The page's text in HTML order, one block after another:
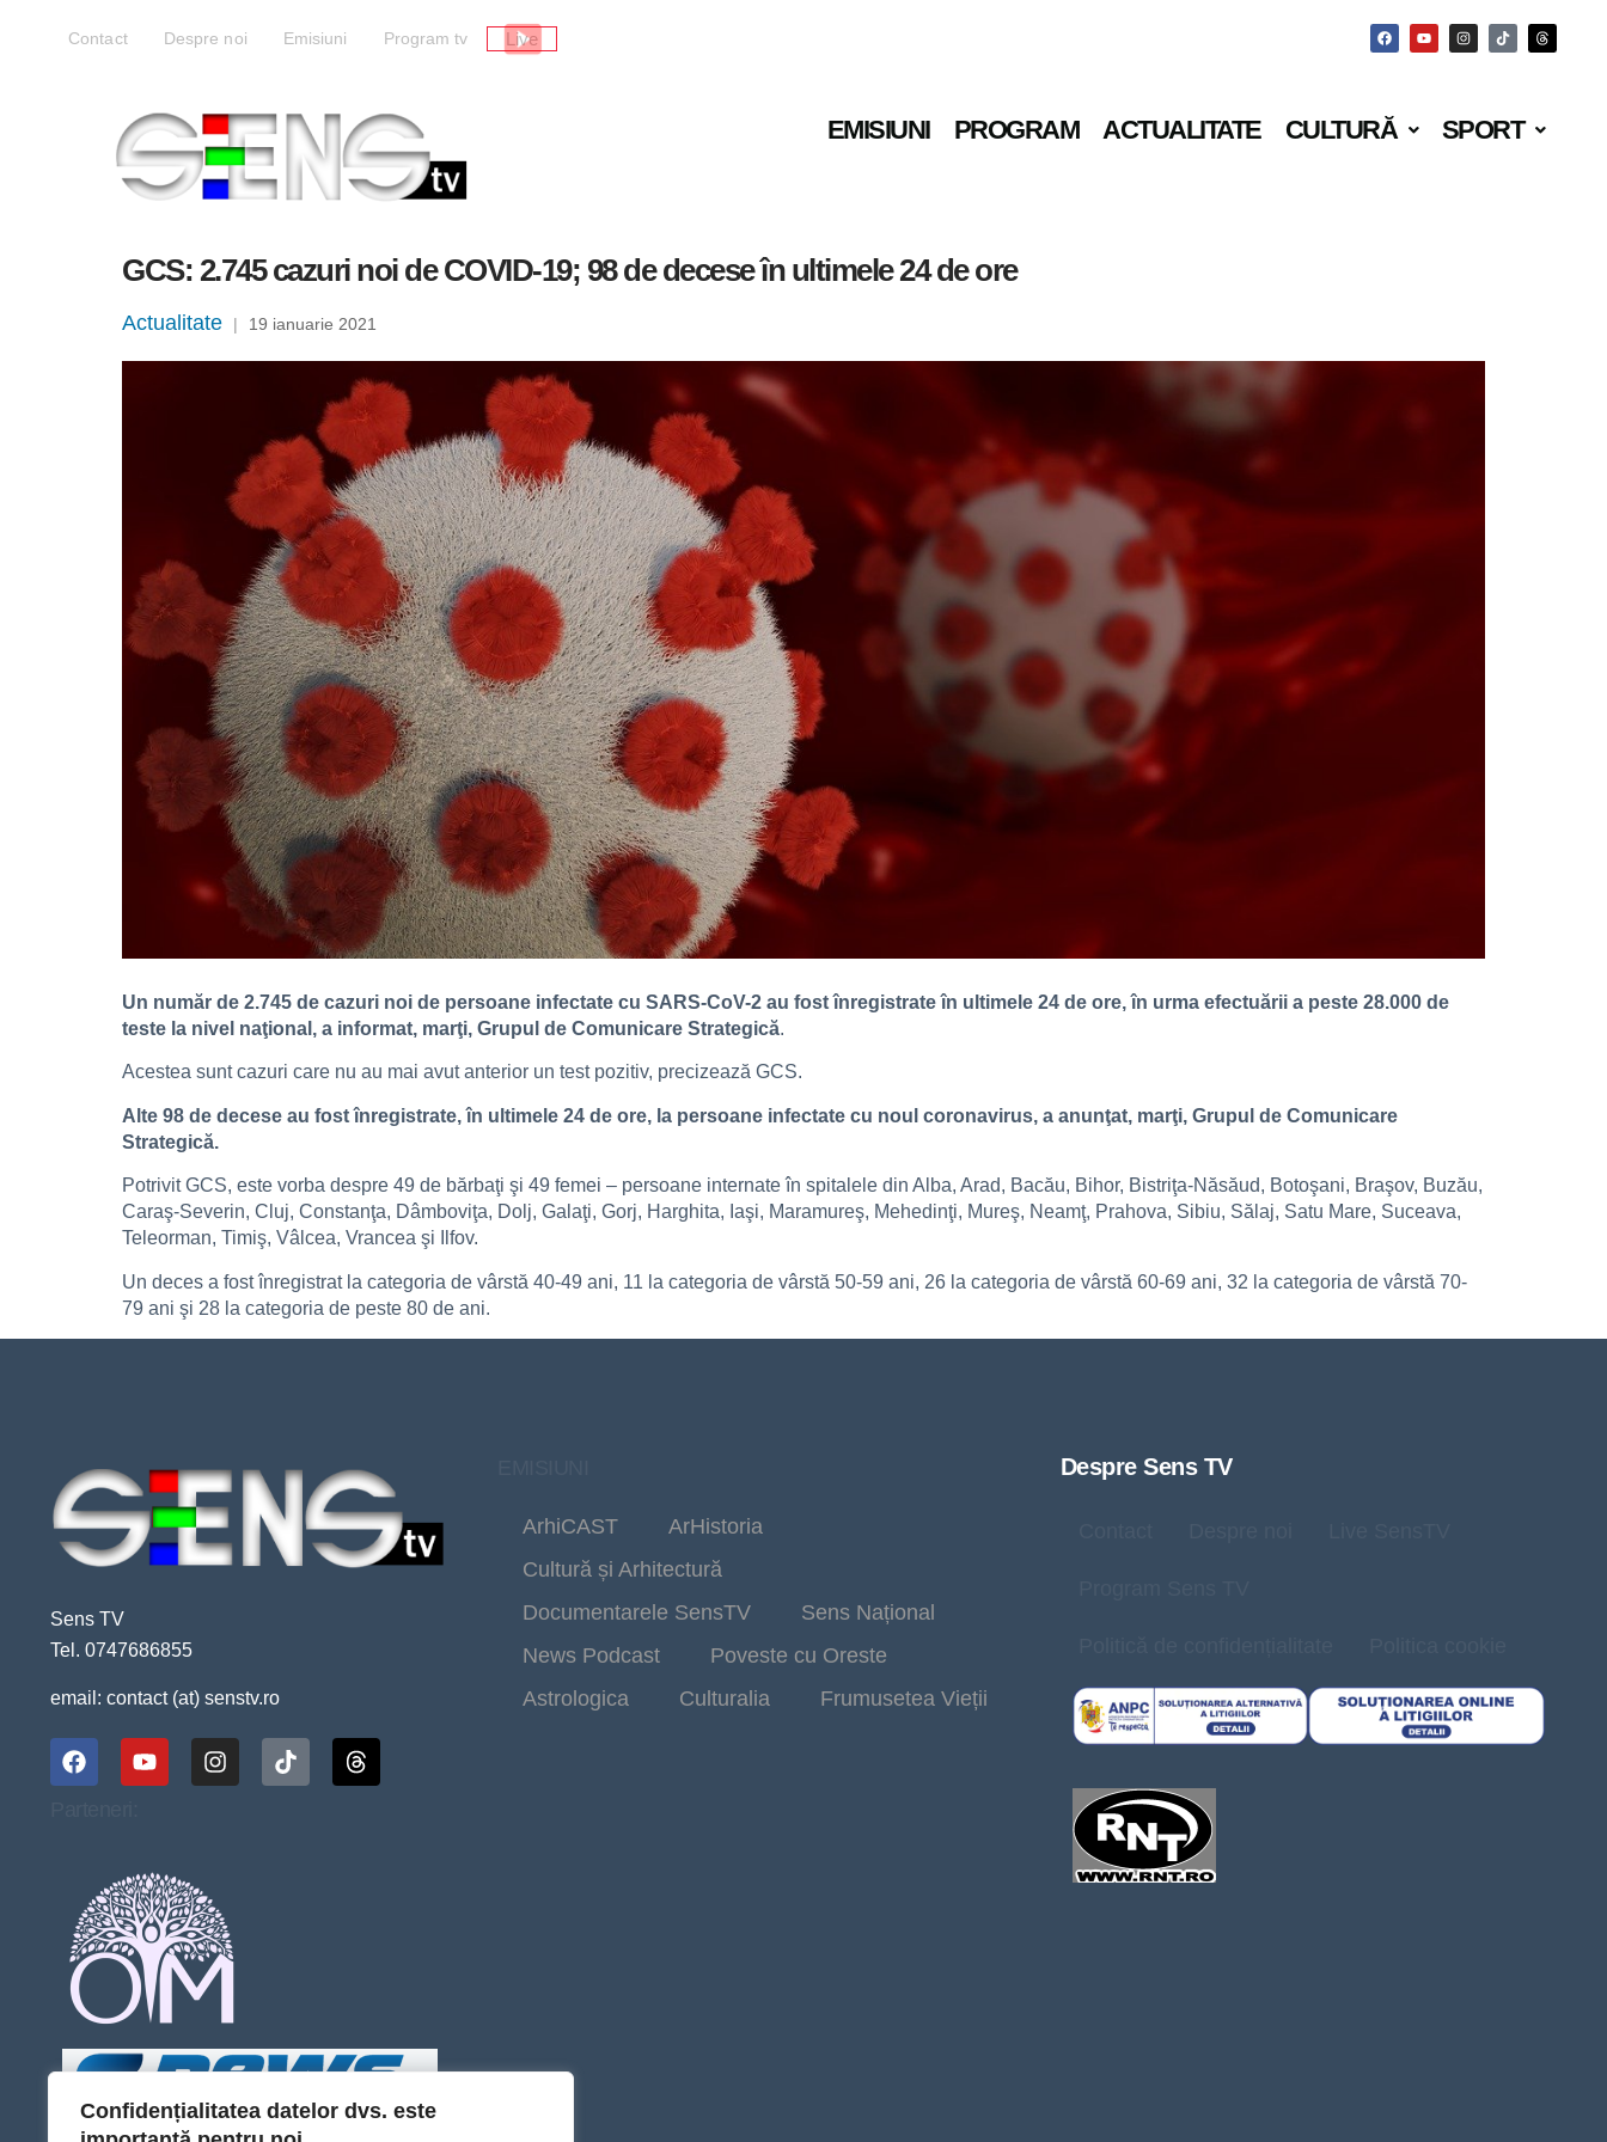
Confidențialitatea datelor dvs. este
Contact Despre noi Emisiuni Program tv Live
EMISIUNI PROGRAM ACTUALITATE CULTURĂ SPORT
GCS: 2.745 cazuri noi de COVID-19; 98 de decese în ultimele 24 de ore
Actualitate | 19 ianuarie 2021
Un număr de 2.745 de cazuri noi de persoane infectate cu SARS-CoV-2 au fost înregistrate în ultimele 24 de ore, în urma efectuării a peste 28.000 de
teste la nivel naţional, a informat, marţi, Grupul de Comunicare Strategică.
Acestea sunt cazuri care nu au mai avut anterior un test pozitiv, precizează GCS.
Alte 98 de decese au fost înregistrate, în ultimele 24 de ore, la persoane infectate cu noul coronavirus, a anunţat, marţi, Grupul de Comunicare
Strategică.
Potrivit GCS, este vorba despre 49 de bărbaţi şi 49 femei – persoane internate în spitalele din Alba, Arad, Bacău, Bihor, Bistriţa-Năsăud, Botoşani, Braşov, Buzău,
Caraş-Severin, Cluj, Constanţa, Dâmboviţa, Dolj, Galaţi, Gorj, Harghita, Iaşi, Maramureş, Mehedinţi, Mureş, Neamţ, Prahova, Sibiu, Sălaj, Satu Mare, Suceava,
Teleorman, Timiş, Vâlcea, Vrancea şi Ilfov.
Un deces a fost înregistrat la categoria de vârstă 40-49 ani, 11 la categoria de vârstă 50-59 ani, 26 la categoria de vârstă 60-69 ani, 32 la categoria de vârstă 70-
79 ani şi 28 la categoria de peste 80 de ani.
Sens TV
Tel. 0747686855
email: contact (at) senstv.ro
ArhiCAST
ArHistoria
Cultură și Arhitectură
Documentarele SensTV
Sens Național
News Podcast
Poveste cu Oreste
Astrologica
Culturalia Frumusetea Vieții
Despre Sens TV